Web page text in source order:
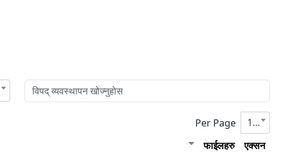
Per Page
10
फाईलहरु
एक्सन